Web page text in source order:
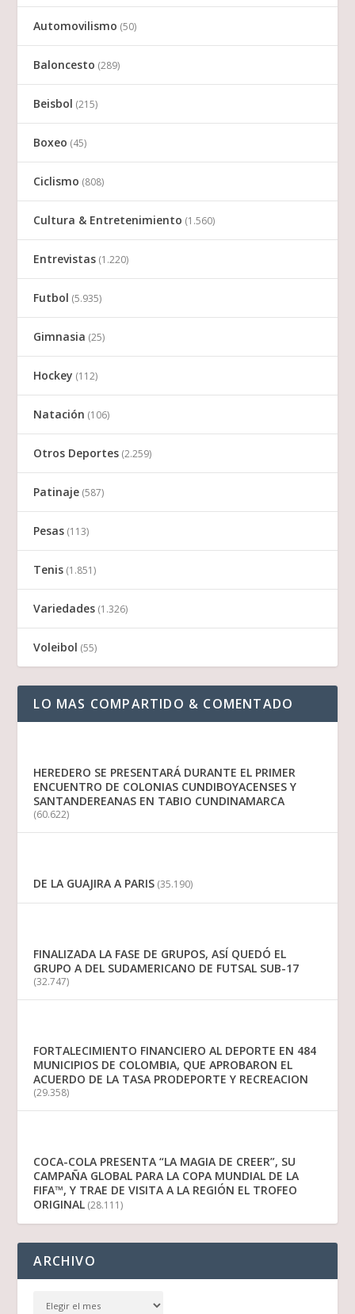
Automovilismo (50)
Baloncesto (289)
Beisbol (215)
Boxeo (45)
Ciclismo (808)
Cultura & Entretenimiento (1.560)
Entrevistas (1.220)
Futbol (5.935)
Gimnasia (25)
Hockey (112)
Natación (106)
Otros Deportes (2.259)
Patinaje (587)
Pesas (113)
Tenis (1.851)
Variedades (1.326)
Voleibol (55)
LO MAS COMPARTIDO & COMENTADO
HEREDERO SE PRESENTARÁ DURANTE EL PRIMER
ENCUENTRO DE COLONIAS CUNDIBOYACENSES Y
SANTANDEREANAS EN TABIO CUNDINAMARCA
(60.622)
DE LA GUAJIRA A PARIS (35.190)
FINALIZADA LA FASE DE GRUPOS, ASÍ QUEDÓ EL
GRUPO A DEL SUDAMERICANO DE FUTSAL SUB-17
(32.747)
FORTALECIMIENTO FINANCIERO AL DEPORTE EN 484
MUNICIPIOS DE COLOMBIA, QUE APROBARON EL
ACUERDO DE LA TASA PRODEPORTE Y RECREACION
(29.358)
COCA-COLA PRESENTA “LA MAGIA DE CREER”, SU
CAMPAÑA GLOBAL PARA LA COPA MUNDIAL DE LA
FIFA™, Y TRAE DE VISITA A LA REGIÓN EL TROFEO
ORIGINAL (28.111)
ARCHIVO